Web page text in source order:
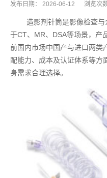
发布日期： 2026-06-12 浏览次数
造影剂针筒是影像检查
于CT、MR、DSA等场景，产
前国内市场中国产与进口两类
配能力、成本及认证体系等方
身需求合理选择。